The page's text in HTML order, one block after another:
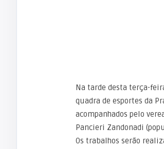
Na tarde desta terça-
quadra de esportes da
acompanhados pelo
Pancieri Zandonadi
Os trabalhos serão